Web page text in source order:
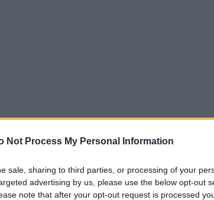
Not Process My Personal Information
sale, sharing to third parties, or processing of your
advertising by us, please use the below opt-out
note that after your opt-out request is processed